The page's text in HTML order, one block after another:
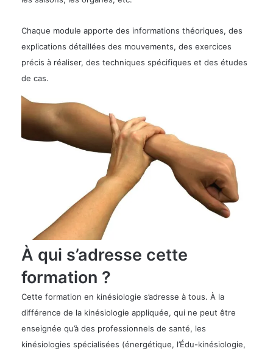
Chaque module apporte des informations théoriques, des
explications détaillées des mouvements, des exercices
précis à réaliser, des techniques spécifiques et des études
de cas.
À qui s’adresse cette
formation ?
Cette formation en kinésiologie s’adresse à tous. À la
différence de la kinésiologie appliquée, qui ne peut être
enseignée qu’à des professionnels de santé, les
kinésiologies spécialisées (énergétique, l’Édu-kinésiologie,